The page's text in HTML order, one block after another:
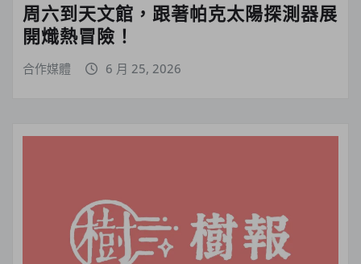
周六到天文館，跟著帕克太陽探測器展
開熾熱冒險！
合作媒體 6 月 25, 2026